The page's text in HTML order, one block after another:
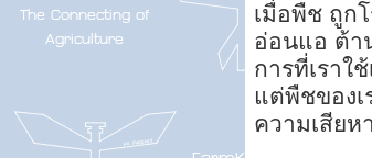
เมื่อพืช ถูก
อ่อนแอ ต้า
การที่เราใ
แต่พืชของ
ความเสียห